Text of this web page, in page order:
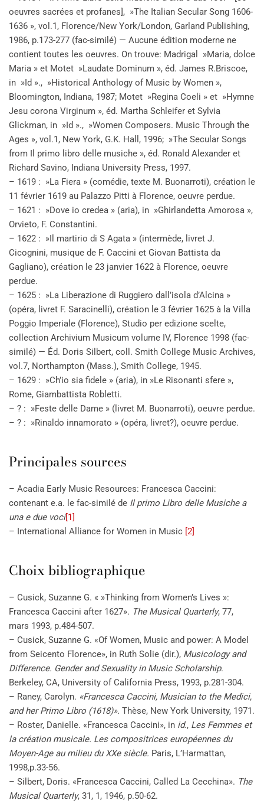
oeuvres sacrées et profanes], »The Italian Secular Song 1606-
1636 », vol.1, Florence/New York/London, Garland Publishing,
1986, p.173-277 (fac-similé) — Aucune édition moderne ne
contient toutes les oeuvres. On trouve: Madrigal »Maria, dolce
Maria » et Motet »Laudate Dominum », éd. James R.Briscoe,
in »Id »., »Historical Anthology of Music by Women »,
Bloomington, Indiana, 1987; Motet »Regina Coeli » et »Hymne
Jesu corona Virginum », éd. Martha Schleifer et Sylvia
Glickman, in »Id »., »Women Composers. Music Through the
Ages », vol.1, New York, G.K. Hall, 1996; »The Secular Songs
from Il primo libro delle musiche », éd. Ronald Alexander et
Richard Savino, Indiana University Press, 1997.
– 1619 : »La Fiera » (comédie, texte M. Buonarroti), création le
11 février 1619 au Palazzo Pitti à Florence, oeuvre perdue.
– 1621 : »Dove io credea » (aria), in »Ghirlandetta Amorosa »,
Orvieto, F. Constantini.
– 1622 : »Il martirio di S Agata » (intermède, livret J.
Cicognini, musique de F. Caccini et Giovan Battista da
Gagliano), création le 23 janvier 1622 à Florence, oeuvre
perdue.
– 1625 : »La Liberazione di Ruggiero dall’isola d’Alcina »
(opéra, livret F. Saracinelli), création le 3 février 1625 à la Villa
Poggio Imperiale (Florence), Studio per edizione scelte,
collection Archivium Musicum volume IV, Florence 1998 (fac-
similé) — Éd. Doris Silbert, coll. Smith College Music Archives,
vol.7, Northampton (Mass.), Smith College, 1945.
– 1629 : »Ch’io sia fidele » (aria), in »Le Risonanti sfere »,
Rome, Giambattista Robletti.
– ? : »Feste delle Dame » (livret M. Buonarroti), oeuvre perdue.
– ? : »Rinaldo innamorato » (opéra, livret?), oeuvre perdue.
Principales sources
– Acadia Early Music Resources: Francesca Caccini:
contenant e.a. le fac-similé de Il primo Libro delle Musiche a
una e due voci[1]
– International Alliance for Women in Music [2]
Choix bibliographique
– Cusick, Suzanne G. « »Thinking from Women’s Lives »:
Francesca Caccini after 1627». The Musical Quarterly, 77,
mars 1993, p.484-507.
– Cusick, Suzanne G. «Of Women, Music and power: A Model
from Seicento Florence», in Ruth Solie (dir.), Musicology and
Difference. Gender and Sexuality in Music Scholarship.
Berkeley, CA, University of California Press, 1993, p.281-304.
– Raney, Carolyn. «Francesca Caccini, Musician to the Medici,
and her Primo Libro (1618)». Thèse, New York University, 1971.
– Roster, Danielle. «Francesca Caccini», in id., Les Femmes et
la création musicale. Les compositrices européennes du
Moyen-Age au milieu du XXe siècle. Paris, L’Harmattan,
1998,p.33-56.
– Silbert, Doris. «Francesca Caccini, Called La Cecchina». The
Musical Quarterly, 31, 1, 1946, p.50-62.